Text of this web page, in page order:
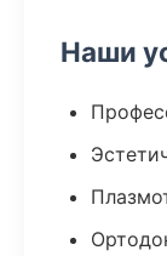
Наши